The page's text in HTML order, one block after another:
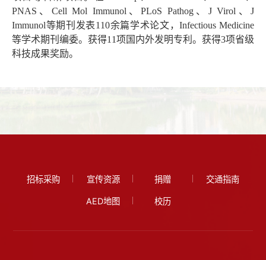
PNAS、Cell Mol Immunol、PLoS Pathog、J Virol、J
Immunol等期刊发表110余篇学术论文，Infectious Medicine
等学术期刊编委。获得11项国内外发明专利。获得3项省级
科技成果奖励。
招标采购 宣传资源 捐赠 交通指南
AED地图 校历